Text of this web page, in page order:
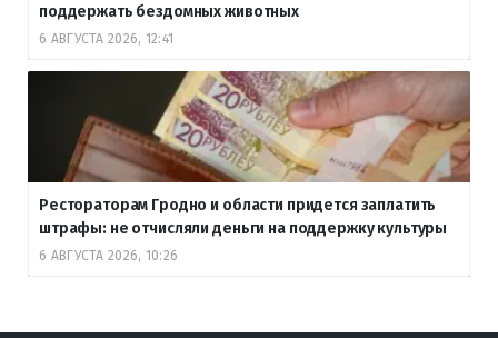
поддержать бездомных животных
6 АВГУСТА 2026, 12:41
Рестораторам Гродно и области придется заплатить
штрафы: не отчисляли деньги на поддержку культуры
6 АВГУСТА 2026, 10:26